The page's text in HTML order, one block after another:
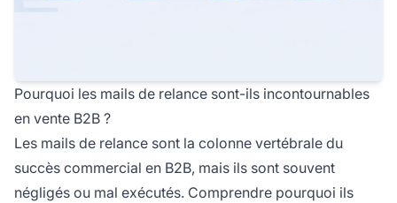
Pourquoi les mails de relance sont-ils incontournables
en vente B2B ?
Les mails de relance sont la colonne vertébrale du
succès commercial en B2B, mais ils sont souvent
négligés ou mal exécutés. Comprendre pourquoi ils